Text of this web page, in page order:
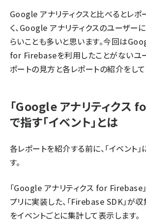
Google アナリティクスと比べるとレポ
く、Google アナリティクスのユーザー
らいことも多いと思います。今回は
for Firebaseを利用したことがないユ
ポートの見方と各レポートの紹介をして
「Google アナリティクス
で指す「イベント」とは
各レポートを紹介する前に、「イベント
す。
「Google アナリティクス for Firebase
プリに実装した、「Firebase SDK」が収
をイベントごとに集計して表示します。